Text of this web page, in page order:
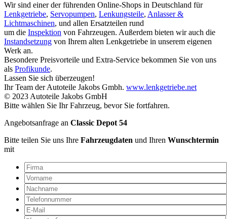
Wir sind einer der führenden Online-Shops in Deutschland für
Lenkgetriebe, Servopumpen, Lenkungsteile, Anlasser &
Lichtmaschinen, und allen Ersatzteilen rund
um die Inspektion von Fahrzeugen. Außerdem bieten wir auch die
Instandsetzung von Ihrem alten Lenkgetriebe in unserem eigenen
Werk an.
Besondere Preisvorteile und Extra-Service bekommen Sie von uns
als Profikunde.
Lassen Sie sich überzeugen!
Ihr Team der Autoteile Jakobs Gmbh. www.lenkgetriebe.net
© 2023 Autoteile Jakobs GmbH
Bitte wählen Sie Ihr Fahrzeug, bevor Sie fortfahren.
Angebotsanfrage an Classic Depot 54
Bitte teilen Sie uns Ihre Fahrzeugdaten und Ihren Wunschtermin
mit